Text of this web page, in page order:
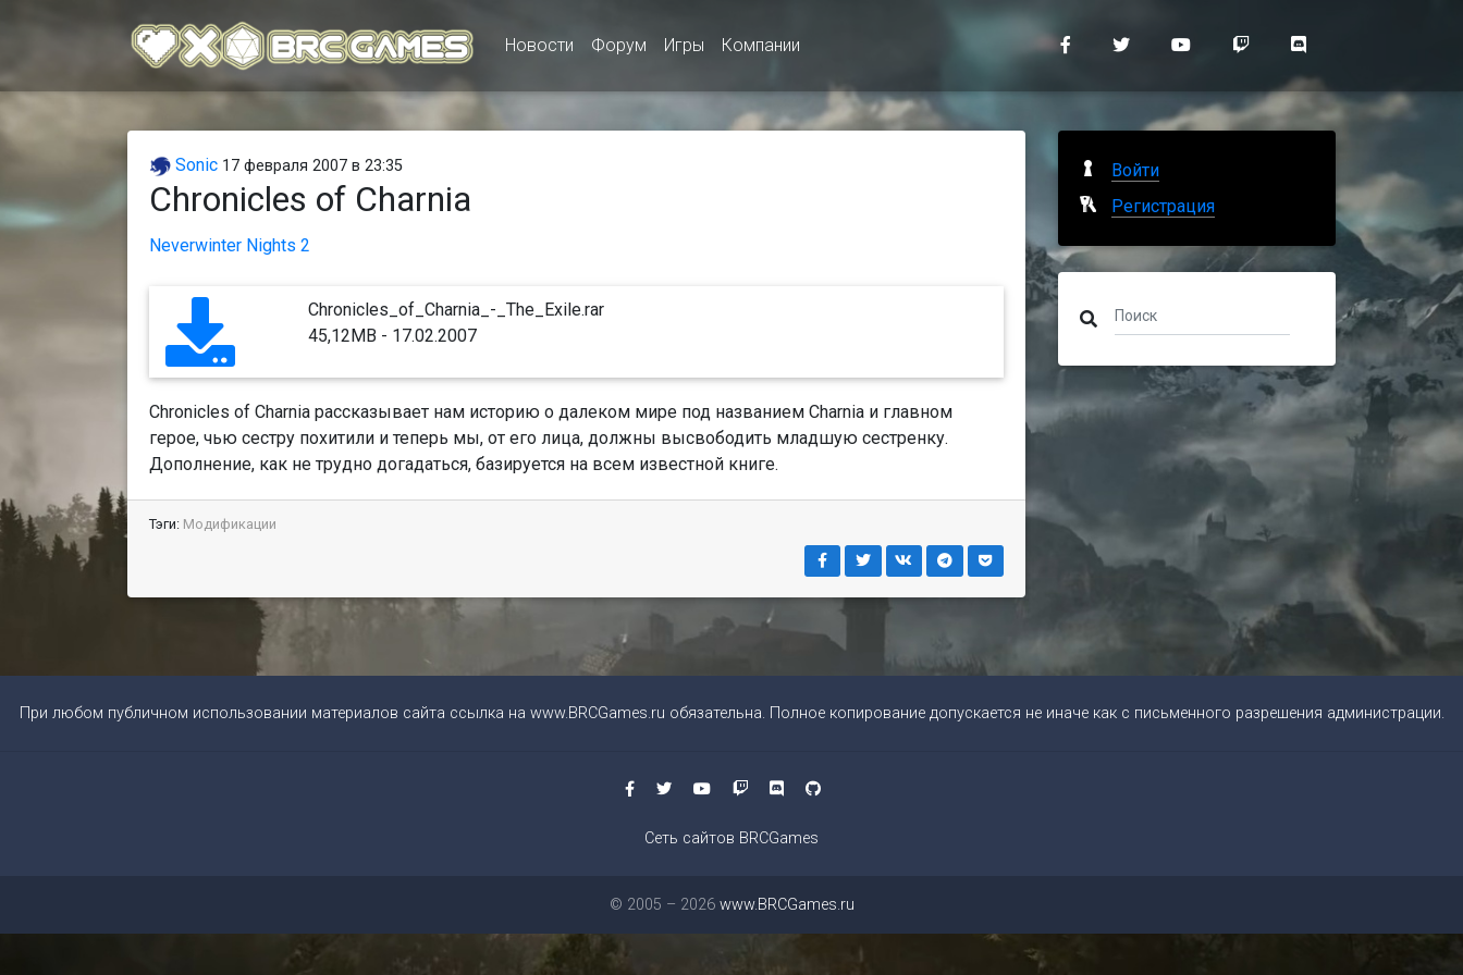
Новости Форум Игры Компании
Sonic 17 февраля 2007 в 23:35
Chronicles of Charnia
Neverwinter Nights 2
Chronicles_of_Charnia_-_The_Exile.rar
45,12MB - 17.02.2007
Chronicles of Charnia рассказывает нам историю о далеком мире под названием Charnia и главном
герое, чью сестру похитили и теперь мы, от его лица, должны высвободить младшую сестренку.
Дополнение, как не трудно догадаться, базируется на всем известной книге.
Тэги: Модификации
Войти
Регистрация
При любом публичном использовании материалов сайта ссылка на www.BRCGames.ru обязательна. Полное копирование допускается не иначе как с письменного разрешения администрации.
Сеть сайтов BRCGames
© 2005 – 2026 www.BRCGames.ru